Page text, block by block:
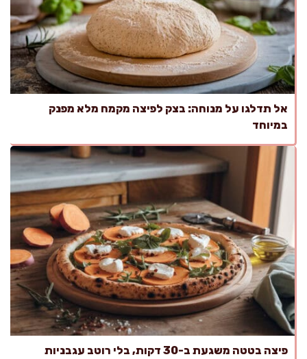
אל תדלגו על מנוחה: בצק לפיצה מקמח מלא מפנק
במיוחד
פיצה בטטה משגעת ב-30 דקות, בלי רוטב עגבניות